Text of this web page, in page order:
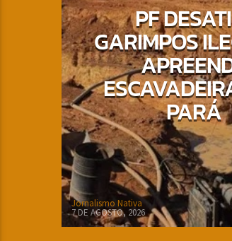
PF
GARIMPOS
PARÁ
Jornalismo Nativa
7 DE AGOSTO, 2026